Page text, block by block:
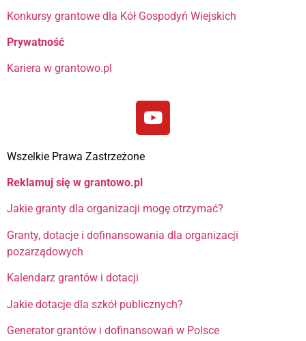
Konkursy grantowe dla Kół Gospodyń Wiejskich
Prywatność
Kariera w grantowo.pl
Wszelkie Prawa Zastrzeżone
Reklamuj się w grantowo.pl
Jakie granty dla organizacji mogę otrzymać?
Granty, dotacje i dofinansowania dla organizacji
pozarządowych
Kalendarz grantów i dotacji
Jakie dotacje dla szkół publicznych?
Generator grantów i dofinansowań w Polsce